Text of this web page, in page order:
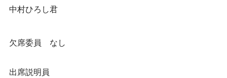
中村ひろし君
欠席委員 なし
出席説明員